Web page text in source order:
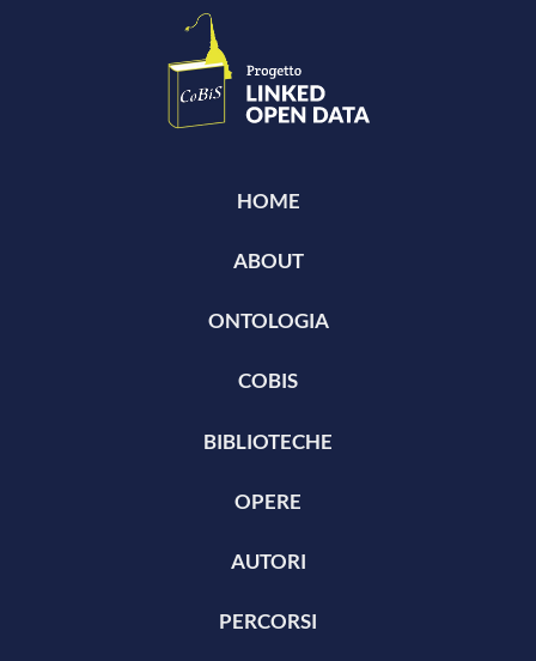
HOME
ABOUT
ONTOLOGIA
COBIS
BIBLIOTECHE
OPERE
AUTORI
PERCORSI